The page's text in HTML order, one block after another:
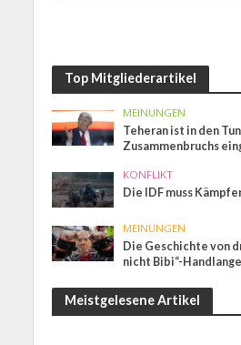
Top Mitgliederartikel
MEINUNGEN
Teheran ist in den
Zusammenbruchs
KONFLIKT
Die IDF muss
MEINUNGEN
Die Geschichte von
nicht Bibi“-
Meistgelesene Artikel